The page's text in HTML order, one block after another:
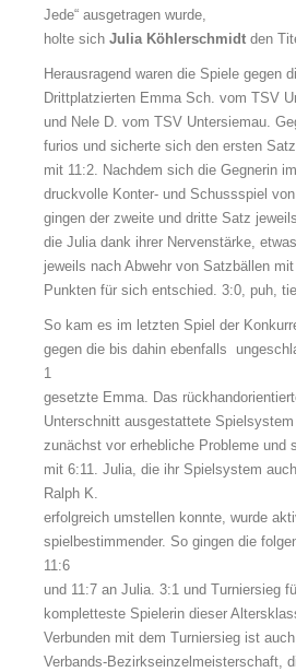
Jede“ ausgetragen wurde,
holte sich Julia Köhlerschmidt den
Herausragend waren die Spiele gegen
Drittplatzierten Emma Sch. vom TSV
und Nele D. vom TSV Untersiemau.
furios und sicherte sich den ersten
mit 11:2. Nachdem sich die Gegnerin
druckvolle Konter- und Schussspiel
gingen der zweite und dritte Satz
die Julia dank ihrer Nervenstärke,
jeweils nach Abwehr von Satzbällen
Punkten für sich entschied. 3:0, puh,
So kam es im letzten Spiel der
gegen die bis dahin ebenfalls
1
gesetzte Emma. Das
Unterschnitt ausgestattete
zunächst vor erhebliche Probleme und
mit 6:11. Julia, die ihr Spielsystem
Ralph K.
erfolgreich umstellen konnte, wurde
spielbestimmender. So gingen die
11:6
und 11:7 an Julia. 3:1 und Turniersieg
kompletteste Spielerin dieser
Verbunden mit dem Turniersieg ist
Verbands-Bezirkseinzelmeisterschaft,